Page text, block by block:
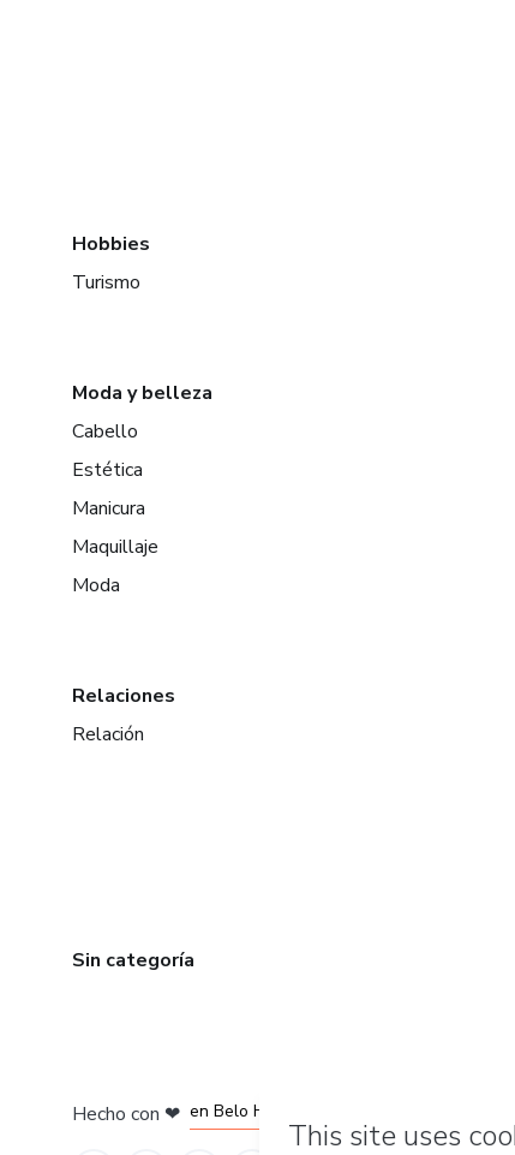
Hobbies
Turismo
Moda y belleza
Cabello
Estética
Manicura
Maquillaje
Moda
Relaciones
Relación
Sin categoría
Hecho con ❤ en Belo Horizonte